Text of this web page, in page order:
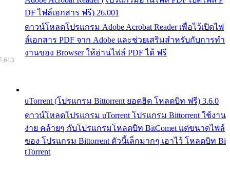
DF ไฟล์เอกสาร ฟรี) 26.001
ดาวน์โหลดโปรแกรม Adobe Acrobat Reader เพื่อไว้เปิดไฟ
ล์เอกสาร PDF จาก Adobe และช่วยเสริมสำหรับกับการทำ
งานของ Browser ให้อ่านไฟล์ PDF ได้ ฟรี
uTorrent (โปรแกรม Bittorrent ยอดฮิต โหลดบิท ฟรี) 3.6.0
ดาวน์โหลดโปรแกรม uTorrent โปรแกรม Bittorrent ใช้งาน
ง่าย คล้ายๆ กับโปรแกรมโหลดบิท BitComet แต่ขนาดไฟล์
ของ โปรแกรม Bittorrent ตัวนี้เล็กมากๆ เอาไว้ โหลดบิท Bi
tTorrent